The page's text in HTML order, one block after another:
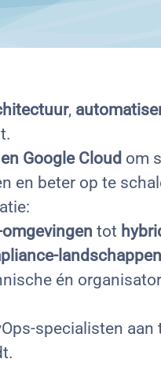
,
Google Cloud om
en beter op te
tot
landschappen
én
specialisten aan